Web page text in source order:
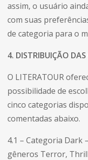
assim, o usuário
com suas
de categoria para o
4. DISTRIBUIÇÃO
O LITERATOUR
possibilidade de
cinco categorias
comentadas abaixo.
4.1 – Categoria Dark
gêneros Terror,